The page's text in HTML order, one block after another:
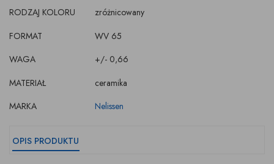
RODZAJ KOLORU
zróżnicowany
FORMAT
WV 65
WAGA
+/- 0,66
MATERIAŁ
ceramika
MARKA
Nelissen
OPIS PRODUKTU